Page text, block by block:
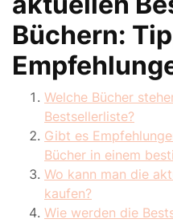
Büchern:
Welche Bücher
Bestsellerliste?
Gibt es
Bücher in einem
Wo kann man die
kaufen?
Wie werden die